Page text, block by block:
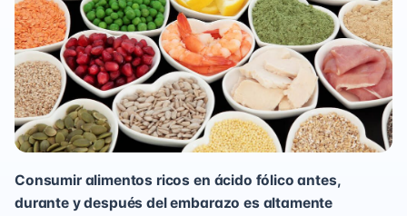
Consumir alimentos ricos en ácido fólico antes,
durante y después del embarazo es altamente